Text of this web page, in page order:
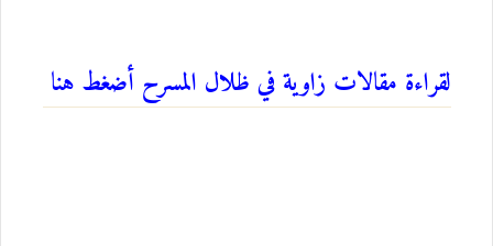
لقراءة مقالات زاوية في ظلال المسرح أضغط هنا